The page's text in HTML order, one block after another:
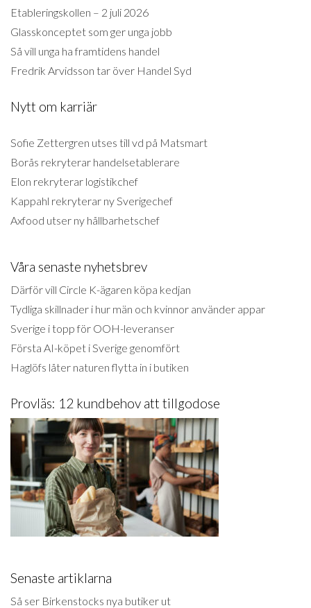
Etableringskollen – 2 juli 2026
Glasskonceptet som ger unga jobb
Så vill unga ha framtidens handel
Fredrik Arvidsson tar över Handel Syd
Nytt om karriär
Sofie Zettergren utses till vd på Matsmart
Borås rekryterar handelsetablerare
Elon rekryterar logistikchef
Kappahl rekryterar ny Sverigechef
Axfood utser ny hållbarhetschef
Våra senaste nyhetsbrev
Därför vill Circle K-ägaren köpa kedjan
Tydliga skillnader i hur män och kvinnor använder appar
Sverige i topp för OOH-leveranser
Första AI-köpet i Sverige genomfört
Haglöfs låter naturen flytta in i butiken
Provläs: 12 kundbehov att tillgodose
Senaste artiklarna
Så ser Birkenstocks nya butiker ut